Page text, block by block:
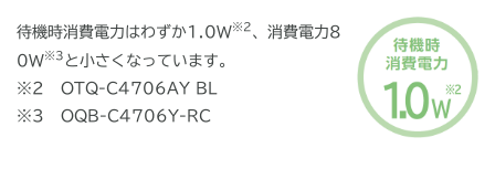
待機時消費電力はわずか1.0W※2 、消費電力8
0W※3 と小さくなっています。
※2
OTQ-C4706AY BL
※3
OQB-C4706Y-RC